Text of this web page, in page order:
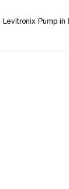
Pump in